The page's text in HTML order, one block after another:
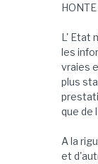
HONTE
L' Etat
les
vraies
plus
que de
A la
et